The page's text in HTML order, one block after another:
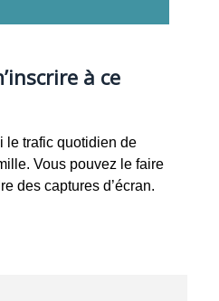
à ce
le trafic quotidien de
Vous pouvez le faire
des captures d’écran.